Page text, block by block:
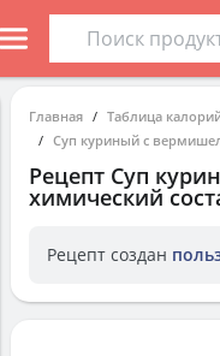
Главная Таблица
Суп куриный с
Рецепт Суп
химический
Рецепт создан